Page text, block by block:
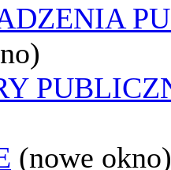
(nowe okno)